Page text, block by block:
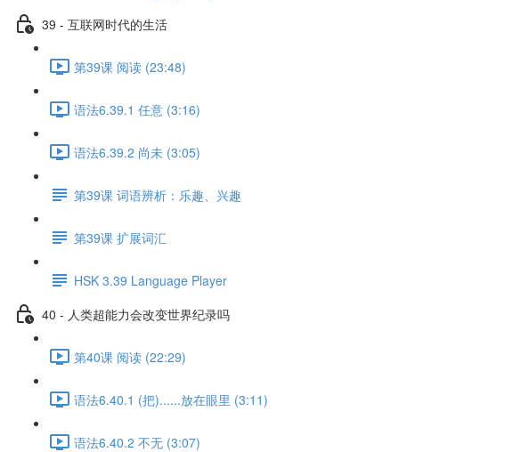
39 - 互联网时代的生活
第39课 阅读 (23:48)
语法6.39.1 任意 (3:16)
语法6.39.2 尚未 (3:05)
第39课 词语辨析：乐趣、兴趣
第39课 扩展词汇
HSK 3.39 Language Player
40 - 人类超能力会改变世界纪录吗
第40课 阅读 (22:29)
语法6.40.1 (把)......放在眼里 (3:11)
语法6.40.2 不无 (3:07)